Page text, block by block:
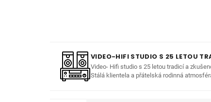
VIDEO-HIFI STUDIO S 25 LETOU
Video- Hifi studio s 25 letou tradicí a
Stálá klientela a přátelská rodinná